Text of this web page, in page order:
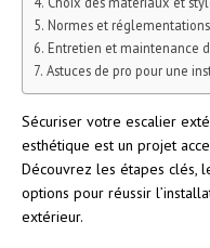
Normes et
Entretien et maintenance
Astuces de pro pour une
Sécuriser votre escalier
esthétique est un projet
Découvrez les étapes clés,
options pour réussir
extérieur.